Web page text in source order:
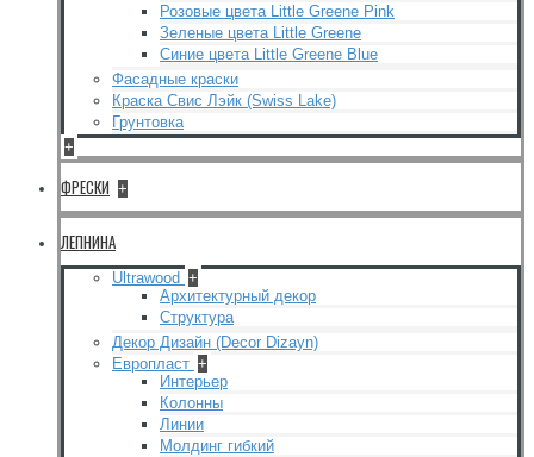
Розовые цвета Little Greene Pink
Зеленые цвета Little Greene
Синие цвета Little Greene Blue
Фасадные краски
Краска Свис Лэйк (Swiss Lake)
Грунтовка
+
ФРЕСКИ +
ЛЕПНИНА
Ultrawood +
Архитектурный декор
Структура
Декор Дизайн (Decor Dizayn)
Европласт +
Интерьер
Колонны
Линии
Молдинг гибкий